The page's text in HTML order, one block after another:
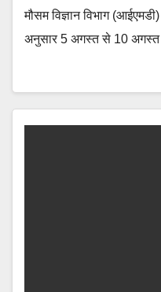
मौसम विज्ञान विभाग
अनुसार 5 अगस्त से 10